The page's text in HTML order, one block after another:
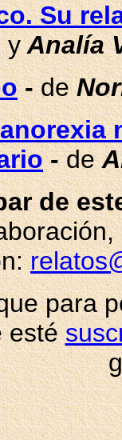
Su
yAnalía
-de
-de
de
para
esté